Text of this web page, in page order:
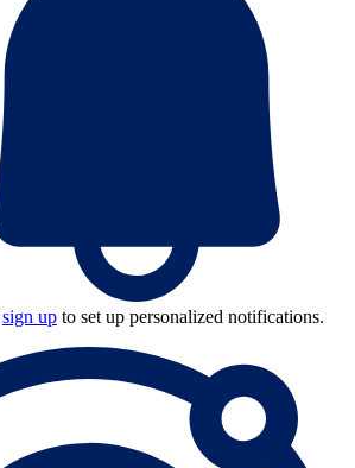
sign up to set up personalized notifications.